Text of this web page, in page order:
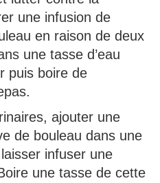
une infusion de
en raison de deux
une tasse d’eau
puis boire de
ajouter une
de bouleau dans une
infuser une
une tasse de cette